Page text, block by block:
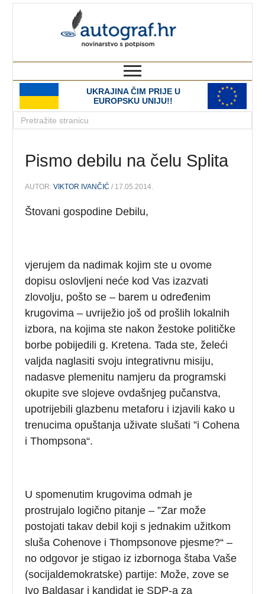
UKRAJINA ČIM PRIJE U
EUROPSKU UNIJU!!
Pismo debilu na čelu Splita
AUTOR:VIKTOR IVANČIĆ / 17.05.2014.
Štovani gospodine Debilu,
vjerujem da nadimak kojim ste u ovome
dopisu oslovljeni neće kod Vas izazvati
zlovolju, pošto se – barem u određenim
krugovima – uvriježio još od prošlih lokalnih
izbora, na kojima ste nakon žestoke političke
borbe pobijedili g. Kretena. Tada ste, želeći
valjda naglasiti svoju integrativnu misiju,
nadasve plemenitu namjeru da programski
okupite sve slojeve ovdašnjeg pučanstva,
upotrijebili glazbenu metaforu i izjavili kako u
trenucima opuštanja uživate slušati ”i Cohena
i Thompsona“.
U spomenutim krugovima odmah je
prostrujalo logično pitanje – ”Zar može
postojati takav debil koji s jednakim užitkom
sluša Cohenove i Thompsonove pjesme?“ –
no odgovor je stigao iz izbornoga štaba Vaše
(socijaldemokratske) partije: Može, zove se
Ivo Baldasar i kandidat je SDP-a za